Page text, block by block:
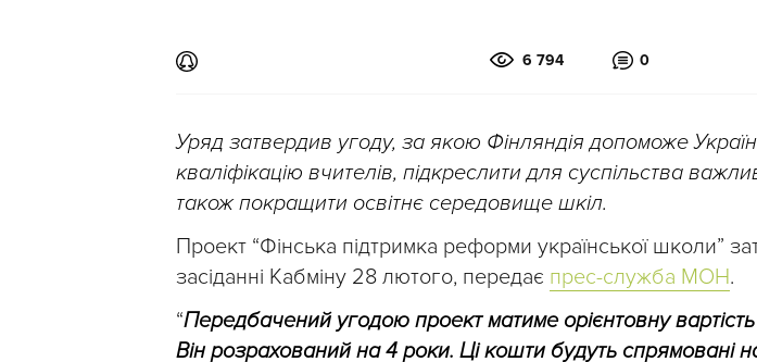
6 794 0
Уряд затвердив угоду, за якою Фінляндія допоможе
кваліфікацію вчителів, підкреслити для суспільства
також покращити освітнє середовище шкіл.
Проект “Фінська підтримка реформи української школи”
засіданні Кабміну 28 лютого, передає прес-служба МОН.
“Передбачений угодою проект матиме орієнтовну вартість
Він розрахований на 4 роки. Ці кошти будуть спрямовані